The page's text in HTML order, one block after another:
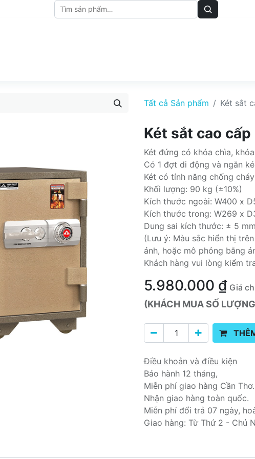
Tất cả Sản phẩm Két sắt
Két sắt cao cấp
Két đứng có khóa chìa,
Có 1 đợt di động và ngăn
Két có tính năng chống
Khối lượng: 90 kg (±10%)
Kích thước ngoài: W400 x
Kích thước trong: W269 x
Dung sai kích thước: ± 5 mm
(Lưu ý: Màu sắc hiển thị
ảnh, hoặc mô phỏng bằng
Khách hàng vui lòng kiểm
5.980.000 ₫ Giá
(KHÁCH MUA SỐ
Điều khoản và điều kiện
Bảo hành 12 tháng,
Miễn phí giao hàng Cần Thơ.
Nhận giao hàng toàn quốc.
Miễn phí đổi trả 07 ngày,
Giao hàng: Từ Thứ 2 - Chủ